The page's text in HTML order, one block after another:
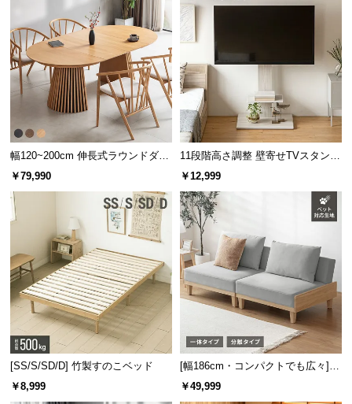
しっかりとした厚みのすのこ板
すのこ板の厚みは約1.3㎝。一枚一枚が身体をしっか
りと支える丈夫なつくりとなっています。
幅120~200cm 伸長式ラウンドダイ
ニングテーブル 6人掛け 天然木突
板 美しい格子デザイン
￥79,990
11段階高さ調整 壁寄せTVスタンド
キャスター付き 上下左右角度調節
￥12,999
[SS/S/SD/D] 竹製すのこベッド
￥8,999
[幅186cm・コンパクトでも広々] 3
人掛けソファベッド リクライニン
￥49,999